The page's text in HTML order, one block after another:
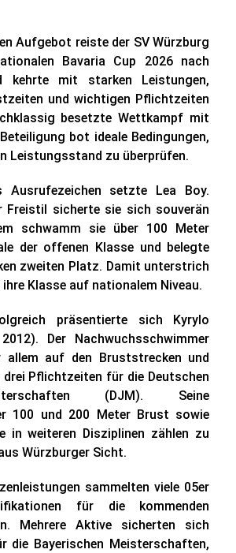
Aufgebot reiste der SV Würzburg
Bavaria Cup 2026 nach
kehrte mit starken Leistungen,
und wichtigen Pflichtzeiten
besetzte Wettkampf mit
bot ideale Bedingungen,
Leistungsstand zu überprüfen.
Ausrufezeichen setzte Lea Boy.
Freistil sicherte sie sich souverän
schwamm sie über 100 Meter
der offenen Klasse und belegte
zweiten Platz. Damit unterstrich
ihre Klasse auf nationalem Niveau.
präsentierte sich Kyrylo
Der Nachwuchsschwimmer
allem auf den Bruststrecken und
Pflichtzeiten für die Deutschen
(DJM). Seine
100 und 200 Meter Brust sowie
in weiteren Disziplinen zählen zu
Würzburger Sicht.
sammelten viele 05er
für die kommenden
Mehrere Aktive sicherten sich
die Bayerischen Meisterschaften,